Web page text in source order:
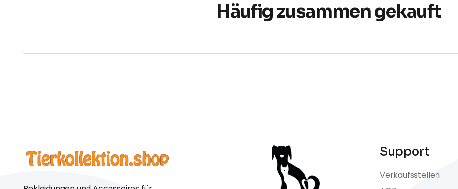
Häufig zusammen gekauft
Support
Verkaufsstellen